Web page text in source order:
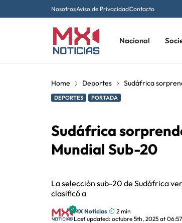
NosotrosAviso de PrivacidadContacto
Nacional
Home Deportes Sudáfrica
DEPORTES PORTADA
Sudáfrica
Mundial Sub-20
La selección sub-20 de Sudáfrica
clasificó a
MX Noticias
2 min
Last updated: octubre 5th, 2025 at